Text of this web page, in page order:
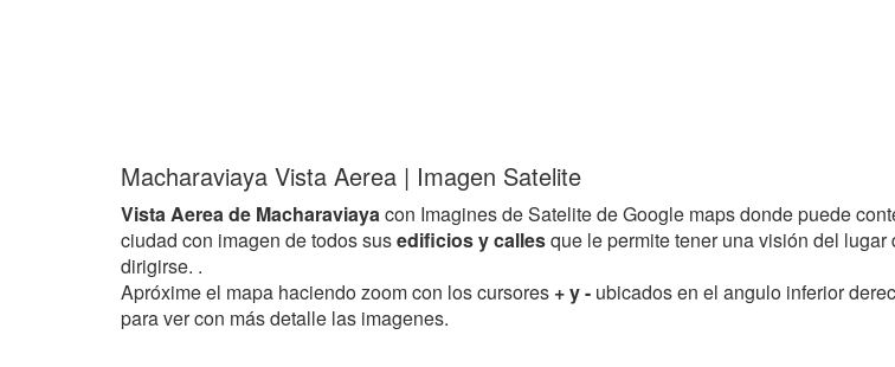
Macharaviaya Vista Aerea | Imagen Satelite
Vista Aerea de Macharaviayacon Imagines de Satelite de Google maps donde puede
ciudad con imagen de todos susedificios y callesque le permite tener una visión del lugar
dirigirse. .
Apróxime el mapa haciendo zoom con los cursores + y - ubicados en el angulo inferior
para ver con más detalle las imagenes.